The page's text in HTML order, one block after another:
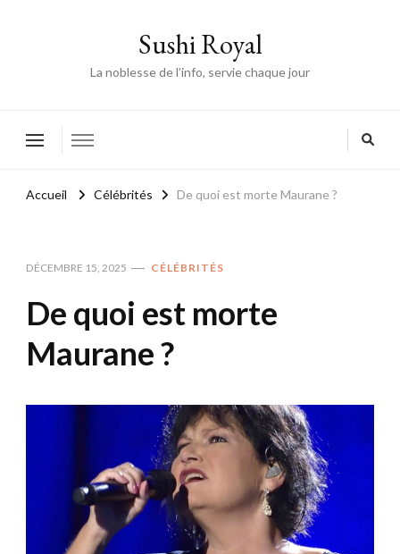
Sushi Royal
La noblesse de l’info, servie chaque jour
Accueil Célébrités De quoi est morte Maurane ?
DÉCEMBRE 15, 2025 CÉLÉBRITÉS
De quoi est morte
Maurane ?